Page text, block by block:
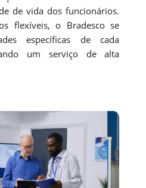
de vida dos funcionários.
flexíveis, o Bradesco se
específicas de cada
um serviço de alta